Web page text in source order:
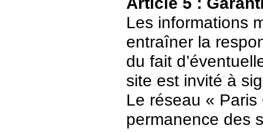
Les informations
entraîner la
du fait
site est invité à
Le réseau «
permanence des